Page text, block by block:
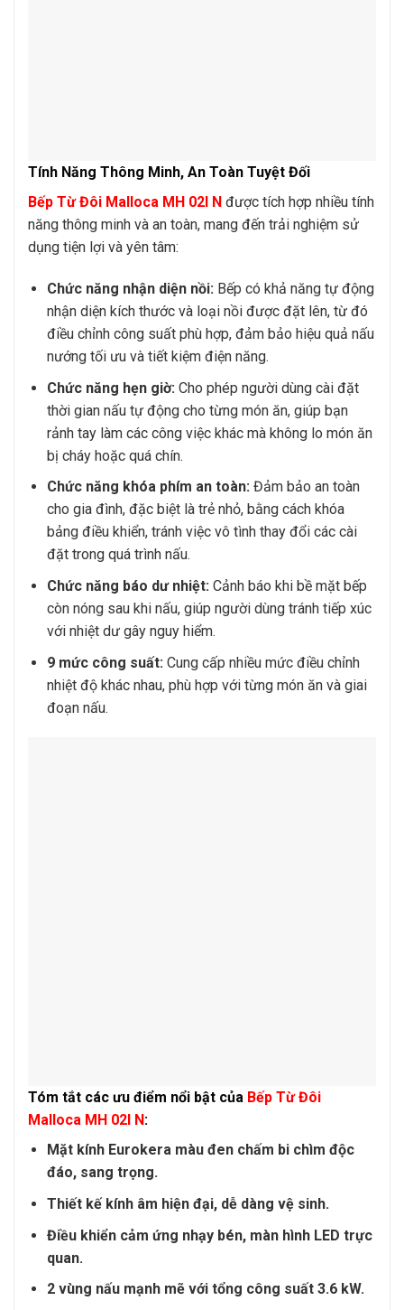
Tính Năng Thông Minh, An Toàn Tuyệt Đối
Bếp Từ Đôi Malloca MH 02I N được tích hợp nhiều tính
năng thông minh và an toàn, mang đến trải nghiệm sử
dụng tiện lợi và yên tâm:
Chức năng nhận diện nồi: Bếp có khả năng tự động
nhận diện kích thước và loại nồi được đặt lên, từ đó
điều chỉnh công suất phù hợp, đảm bảo hiệu quả nấu
nướng tối ưu và tiết kiệm điện năng.
Chức năng hẹn giờ: Cho phép người dùng cài đặt
thời gian nấu tự động cho từng món ăn, giúp bạn
rảnh tay làm các công việc khác mà không lo món ăn
bị cháy hoặc quá chín.
Chức năng khóa phím an toàn: Đảm bảo an toàn
cho gia đình, đặc biệt là trẻ nhỏ, bằng cách khóa
bảng điều khiển, tránh việc vô tình thay đổi các cài
đặt trong quá trình nấu.
Chức năng báo dư nhiệt: Cảnh báo khi bề mặt bếp
còn nóng sau khi nấu, giúp người dùng tránh tiếp xúc
với nhiệt dư gây nguy hiểm.
9 mức công suất: Cung cấp nhiều mức điều chỉnh
nhiệt độ khác nhau, phù hợp với từng món ăn và giai
đoạn nấu.
Tóm tắt các ưu điểm nổi bật của Bếp Từ Đôi
Malloca MH 02I N :
Mặt kính Eurokera màu đen chấm bi chìm độc
đáo, sang trọng.
Thiết kế kính âm hiện đại, dễ dàng vệ sinh.
Điều khiển cảm ứng nhạy bén, màn hình LED trực
quan.
2 vùng nấu mạnh mẽ với tổng công suất 3.6 kW.